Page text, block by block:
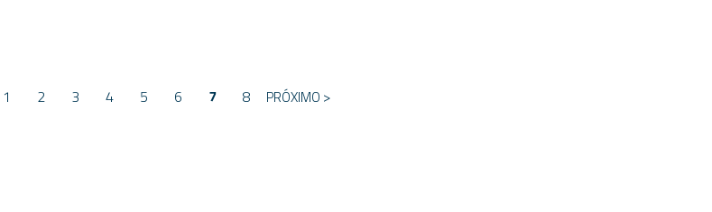
1 2 3 4 5 6 7 8 PRÓXIMO >